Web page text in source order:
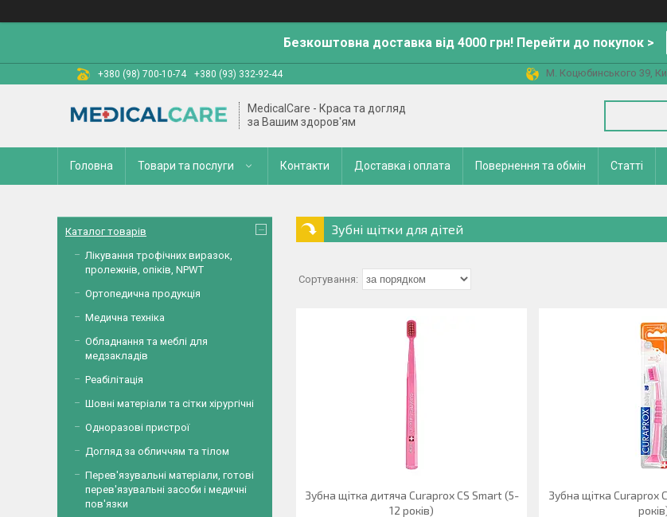
Безкоштовна доставка від 4000 грн! Перейти до покупок >
+380 (98) 700-10-74 +380 (93) 332-92-44 М. Коцюбинського 39,
MedicalCare - Краса та догляд
за Вашим здоров'ям
Головна Товари та послуги Контакти Доставка і оплата Повернення та обмін Статті
Зубні щітки для дітей
Зубна щітка дитяча Curaprox CS Smart (5-
12 років)
Зубна щітка Curaprox
Каталог товарів
Лікування трофічних виразок,
пролежнів, опіків, NPWT
Ортопедична продукція
Медична техніка
Обладнання та меблі для
медзакладів
Реабілітація
Шовні матеріали та сітки хірургічні
Одноразові пристрої
Догляд за обличчям та тілом
Перев'язувальні матеріали, готові
перев'язувальні засоби і медичні
пов'язки